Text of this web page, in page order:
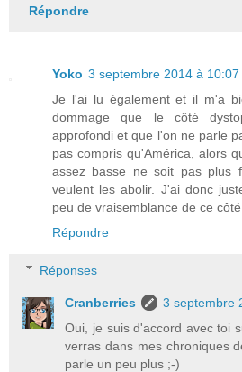
Répondre
Yoko 3 septembre 2014 à 10:07
Je l'ai lu également et il m'a
dommage que le côté
approfondi et que l'on ne parle
pas compris qu'América, alors
assez basse ne soit pas plus
veulent les abolir. J'ai donc
peu de vraisemblance de ce côté
Répondre
Réponses
Cranberries
3 septembre
Oui, je suis d'accord avec toi
verras dans mes chroniques
parle un peu plus ;-)